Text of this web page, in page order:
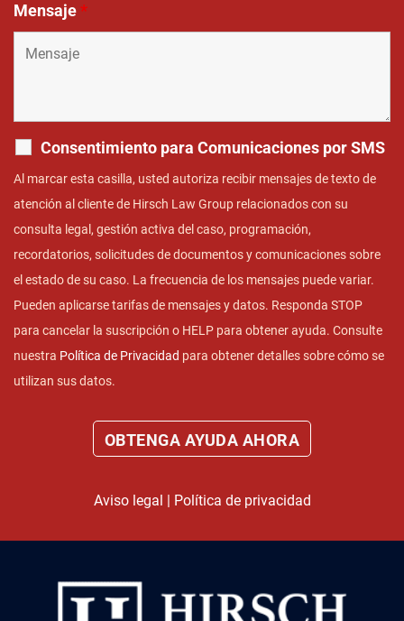
Mensaje*
Consentimiento para Comunicaciones por SMS
Al marcar esta casilla, usted autoriza recibir mensajes de texto de
atención al cliente de Hirsch Law Group relacionados con su
consulta legal, gestión activa del caso, programación,
recordatorios, solicitudes de documentos y comunicaciones sobre
el estado de su caso. La frecuencia de los mensajes puede variar.
Pueden aplicarse tarifas de mensajes y datos. Responda STOP
para cancelar la suscripción o HELP para obtener ayuda. Consulte
nuestra Política de Privacidad para obtener detalles sobre cómo se
utilizan sus datos.
Aviso legal Política de privacidad